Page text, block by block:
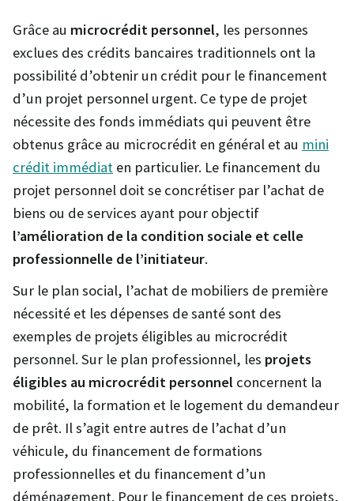
Grâce au microcrédit personnel, les personnes
exclues des crédits bancaires traditionnels ont la
possibilité d’obtenir un crédit pour le financement
d’un projet personnel urgent. Ce type de projet
nécessite des fonds immédiats qui peuvent être
obtenus grâce au microcrédit en général et au mini
crédit immédiat en particulier. Le financement du
projet personnel doit se concrétiser par l’achat de
biens ou de services ayant pour objectif
l’amélioration de la condition sociale et celle
professionnelle de l’initiateur.
Sur le plan social, l’achat de mobiliers de première
nécessité et les dépenses de santé sont des
exemples de projets éligibles au microcrédit
personnel. Sur le plan professionnel, les projets
éligibles au microcrédit personnel concernent la
mobilité, la formation et le logement du demandeur
de prêt. Il s’agit entre autres de l’achat d’un
véhicule, du financement de formations
professionnelles et du financement d’un
déménagement. Pour le financement de ces projets,